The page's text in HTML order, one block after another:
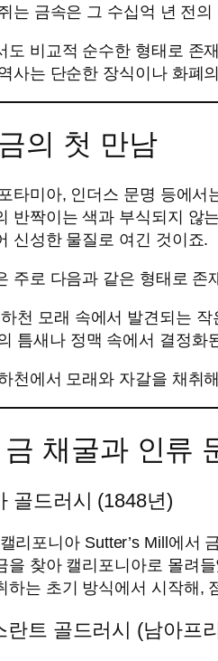
는 금속은 그 수십억 년 전
도 비교적 순수한 형태로 존
사는 단순한 장식이나 화폐
의 첫 만남
타미아, 인더스 문명 등에
반짝이는 색과 부식되지 않
신성한 물질로 여긴 것이죠.
주로 다음과 같은 형태로 존
천 모래 속에서 발견되는 작
틈새나 정맥 속에서 결정화
천에서 모래와 자갈을 채취
채굴과 인류
골드러시 (1848년)
리포니아 Sutter’s Mill에서
을 찾아 캘리포니아로 몰려
하는 초기 방식에서 시작해,
란트 골드러시 (남아프